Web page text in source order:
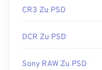
CR3 Zu PSD
DCR Zu PSD
Sony RAW Zu PSD